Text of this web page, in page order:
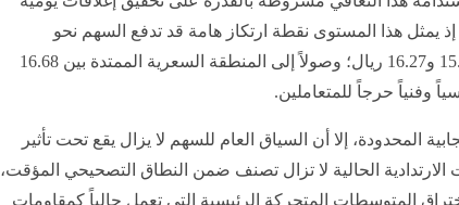
مستوى 15.48 ريال؛ إذ يمثل هذا المستوى نقطة ارتكاز هامة قد تدفع السهم نحو
مستويات مقاومة تالية تقع بين 15.90 و16.27 ريال؛ وصولاً إلى المنطقة السعرية الممتدة بين 16.68
.
المحدودة، إلا أن السياق العام للسهم لا يزال يقع تحت تأثير
الارتدادية الحالية لا تزال تصنف ضمن النطاق التصحيحي المؤقت،
المتوسطات المتحركة الرئيسية التي تعمل حالياً كمقاومات